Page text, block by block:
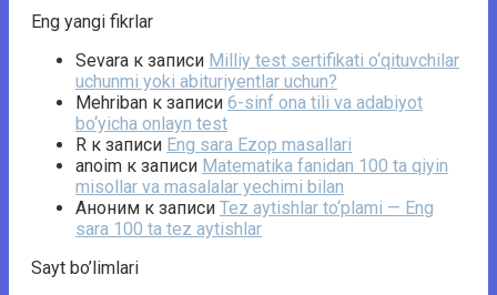
Eng yangi fikrlar
Sevara к записи Milliy test sertifikati o‘qituvchilar
uchunmi yoki abituriyentlar uchun?
Mehriban к записи 6-sinf ona tili va adabiyot
bo‘yicha onlayn test
R к записи Eng sara Ezop masallari
anoim к записи Matematika fanidan 100 ta qiyin
misollar va masalalar yechimi bilan
Аноним к записи Tez aytishlar to‘plami — Eng
sara 100 ta tez aytishlar
Sayt bo’limlari